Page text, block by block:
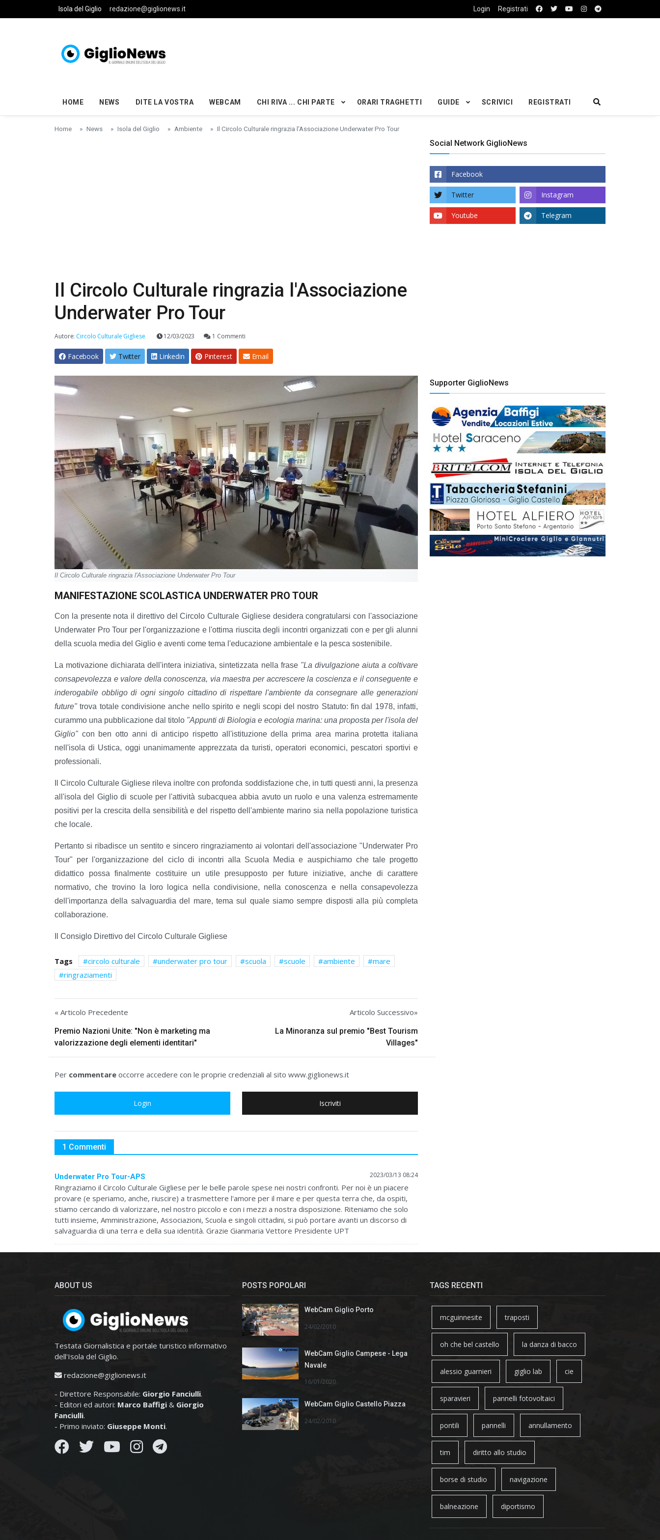
Skip to main content
Isola del Giglio redazione@giglionews.it Login Registrati
HOME NEWS DITE LA VOSTRA WEBCAM CHI RIVA ... CHI PARTE ORARI TRAGHETTI GUIDE SCRIVICI REGISTRATI
Home News Isola del Giglio Ambiente Il Circolo Culturale ringrazia l'Associazione Underwater Pro Tour
Il Circolo Culturale ringrazia l'Associazione
Underwater Pro Tour
Autore: Circolo Culturale Gigliese 12/03/2023 1 Commenti
Facebook Twitter Linkedin Pinterest Email
Il Circolo Culturale ringrazia l'Associazione Underwater Pro Tour
MANIFESTAZIONE SCOLASTICA UNDERWATER PRO TOUR
Con la presente nota il direttivo del Circolo Culturale Gigliese desidera congratularsi con l'associazione
Underwater Pro Tour per l'organizzazione e l'ottima riuscita degli incontri organizzati con e per gli alunni
della scuola media del Giglio e aventi come tema l'educazione ambientale e la pesca sostenibile.
La motivazione dichiarata dell'intera iniziativa, sintetizzata nella frase "La divulgazione aiuta a coltivare
consapevolezza e valore della conoscenza, via maestra per accrescere la coscienza e il conseguente e
inderogabile obbligo di ogni singolo cittadino di rispettare l'ambiente da consegnare alle generazioni
future"trova totale condivisione anche nello spirito e negli scopi del nostro Statuto: fin dal 1978, infatti,
curammo una pubblicazione dal titolo "Appunti di Biologia e ecologia marina: una proposta per l'isola del
Giglio"con ben otto anni di anticipo rispetto all'istituzione della prima area marina protetta italiana
nell'isola di Ustica, oggi unanimamente apprezzata da turisti, operatori economici, pescatori sportivi e
professionali.
Il Circolo Culturale Gigliese rileva inoltre con profonda soddisfazione che, in tutti questi anni, la presenza
all'isola del Giglio di scuole per l'attività subacquea abbia avuto un ruolo e una valenza estremamente
positivi per la crescita della sensibilità e del rispetto dell'ambiente marino sia nella popolazione turistica
che locale.
Pertanto si ribadisce un sentito e sincero ringraziamento ai volontari dell'associazione "Underwater Pro
Tour" per l'organizzazione del ciclo di incontri alla Scuola Media e auspichiamo che tale progetto
didattico possa finalmente costituire un utile presupposto per future iniziative, anche di carattere
normativo, che trovino la loro logica nella condivisione, nella conoscenza e nella consapevolezza
dell'importanza della salvaguardia del mare, tema sul quale siamo sempre disposti alla più completa
collaborazione.
Il Consiglo Direttivo del Circolo Culturale Gigliese
Tags circolo culturale underwater pro tour scuola scuole ambiente
mare
ringraziamenti
« Articolo Precedente
Premio Nazioni Unite: "Non è marketing ma
valorizzazione degli elementi identitari"
Articolo Successivo»
La Minoranza sul premio "Best Tourism
Villages"
Per commentare occorre accedere con le proprie credenziali al sito www.giglionews.it
Login Iscriviti
1 Commenti
Underwater Pro Tour-APS 2023/03/13 08:24
Ringraziamo il Circolo Culturale Gigliese per le belle parole spese nei nostri confronti. Per noi è un piacere
provare (e speriamo, anche, riuscire) a trasmettere l'amore per il mare e per questa terra che, da ospiti,
stiamo cercando di valorizzare, nel nostro piccolo e con i mezzi a nostra disposizione. Riteniamo che solo
tutti insieme, Amministrazione, Associazioni, Scuola e singoli cittadini, si può portare avanti un discorso di
salvaguardia di una terra e della sua identità. Grazie Gianmaria Vettore Presidente UPT
Social Network GiglioNews
Facebook
Twitter Instagram
Youtube Telegram
Supporter GiglioNews
ABOUT US
Testata Giornalistica e portale turistico informativo
dell'Isola del Giglio.
redazione@giglionews.it
- Direttore Responsabile: Giorgio Fanciulli.
- Editori ed autori: Marco Baffigi & Giorgio
Fanciulli.
- Primo inviato: Giuseppe Monti.
POSTS POPOLARI
WebCam Giglio Porto
24/02/2010
WebCam Giglio Campese - Lega
Navale
16/01/2020
WebCam Giglio Castello Piazza
24/02/2010
TAGS RECENTI
mcguinnesite traposti
oh che bel castello la danza di bacco
alessio guarnieri giglio lab cie
sparavieri pannelli fotovoltaici
pontili pannelli annullamento
tim diritto allo studio
borse di studio navigazione
balneazione diportismo